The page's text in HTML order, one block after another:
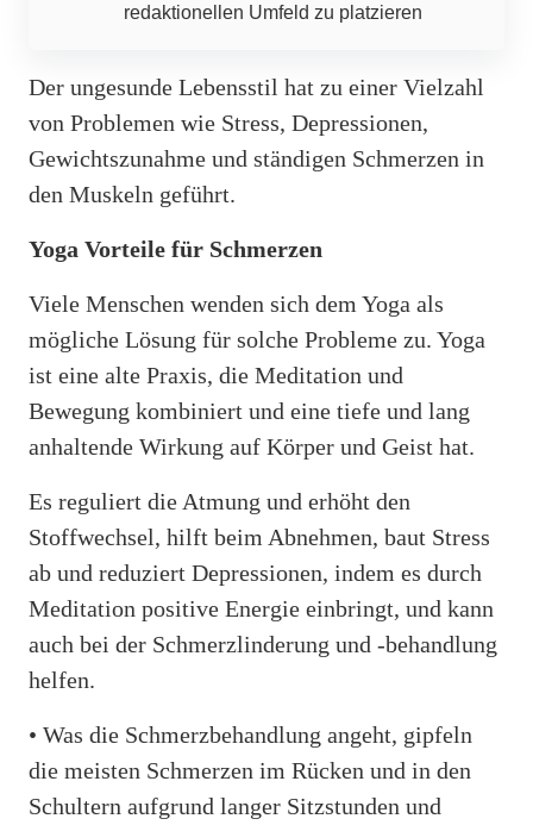
redaktionellen Umfeld zu platzieren
Der ungesunde Lebensstil hat zu einer Vielzahl
von Problemen wie Stress, Depressionen,
Gewichtszunahme und ständigen Schmerzen in
den Muskeln geführt.
Yoga Vorteile für Schmerzen
Viele Menschen wenden sich dem Yoga als
mögliche Lösung für solche Probleme zu. Yoga
ist eine alte Praxis, die Meditation und
Bewegung kombiniert und eine tiefe und lang
anhaltende Wirkung auf Körper und Geist hat.
Es reguliert die Atmung und erhöht den
Stoffwechsel, hilft beim Abnehmen, baut Stress
ab und reduziert Depressionen, indem es durch
Meditation positive Energie einbringt, und kann
auch bei der Schmerzlinderung und -behandlung
helfen.
• Was die Schmerzbehandlung angeht, gipfeln
die meisten Schmerzen im Rücken und in den
Schultern aufgrund langer Sitzstunden und